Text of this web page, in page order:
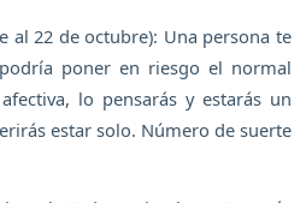
al 22 de octubre): Una persona te
poner en riesgo el normal
lo pensarás y estarás un
estar solo. Número de suerte